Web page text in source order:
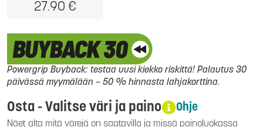
27.90 €
Powergrip Buyback: testaa uusi kiekko riskittä! Palautus 30
päivässä myymälään – 50 % hinnasta lahjakorttina.
Osta - Valitse väri ja paino Ohje
Näet alta mitä värejä on saatavilla ja missä painoluokassa